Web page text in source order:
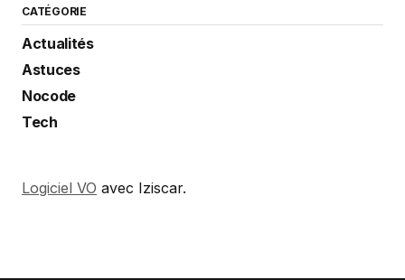
CATÉGORIE
Actualités
Astuces
Nocode
Tech
Logiciel VO avec Iziscar.